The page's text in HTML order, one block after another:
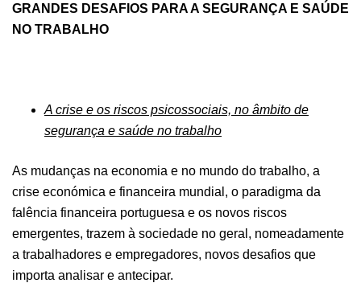
GRANDES DESAFIOS PARA A SEGURANÇA E SAÚDE
NO TRABALHO
A crise e os riscos psicossociais, no âmbito de
segurança e saúde no trabalho
As mudanças na economia e no mundo do trabalho, a
crise económica e financeira mundial, o paradigma da
falência financeira portuguesa e os novos riscos
emergentes, trazem à sociedade no geral, nomeadamente
a trabalhadores e empregadores, novos desafios que
importa analisar e antecipar.